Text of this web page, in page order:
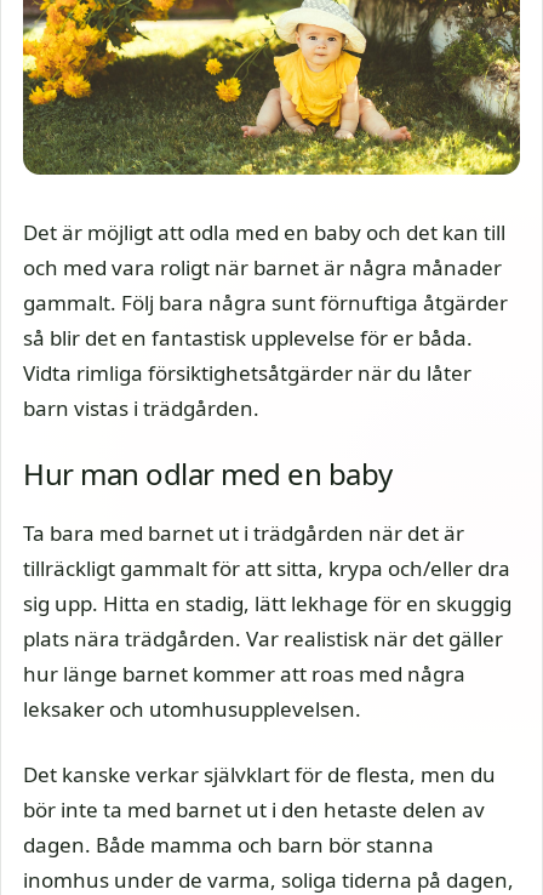
Det är möjligt att odla med en baby och det kan till
och med vara roligt när barnet är några månader
gammalt. Följ bara några sunt förnuftiga åtgärder
så blir det en fantastisk upplevelse för er båda.
Vidta rimliga försiktighetsåtgärder när du låter
barn vistas i trädgården.
Hur man odlar med en baby
Ta bara med barnet ut i trädgården när det är
tillräckligt gammalt för att sitta, krypa och/eller dra
sig upp. Hitta en stadig, lätt lekhage för en skuggig
plats nära trädgården. Var realistisk när det gäller
hur länge barnet kommer att roas med några
leksaker och utomhusupplevelsen.
Det kanske verkar självklart för de flesta, men du
bör inte ta med barnet ut i den hetaste delen av
dagen. Både mamma och barn bör stanna
inomhus under de varma, soliga tiderna på dagen,